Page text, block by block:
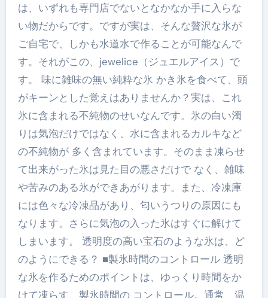
は、いずれも専門店でないとなかなか手に入らな
い物だからです。ですが実は、そんな贅沢な氷が
ご自宅で、しかも水道水で作ることが可能なんで
す。それがこの、jewelice（ジュエルアイス）で
す。 味に雑味の無い純粋な氷 かき氷を食べて、頭
がキーンとした覚えはありませんか？実は、これ
氷に含まれる不純物のせいなんです。氷の白い濁
りは気泡だけではなく、水に含まれるカルキなど
の不純物が 多く含まれています。そのまま凍らせ
て出来がった氷は見た目の悪さだけで なく、雑味
や苦みのある氷ができあがります。また、冷凍庫
には色々な冷凍品があり、匂いうつりの原因にも
なります。さらに気泡の入った氷はすぐに解けて
しまいます。 透明度の高い宝石のような氷は、ど
のようにできる？ ■製氷時間のコントロール 透明
な氷を作るためのポイントは、ゆっくり時間をか
けて凍らす、製氷時間の コントロール。通常、温